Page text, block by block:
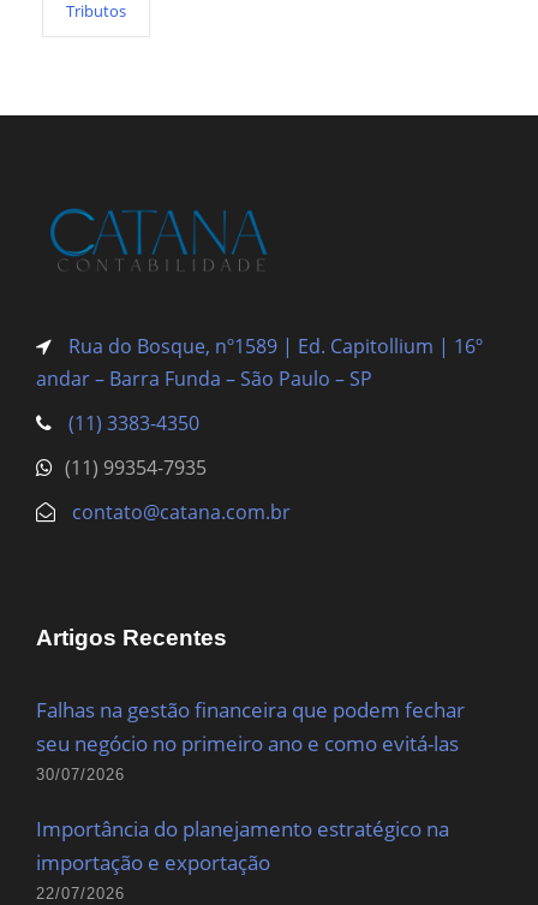
Tributos
Rua do Bosque, nº1589 | Ed. Capitollium | 16º
andar – Barra Funda – São Paulo – SP
(11) 3383-4350
(11) 99354-7935
contato@catana.com.br
Artigos Recentes
Falhas na gestão financeira que podem fechar
seu negócio no primeiro ano e como evitá-las
30/07/2026
Importância do planejamento estratégico na
importação e exportação
22/07/2026